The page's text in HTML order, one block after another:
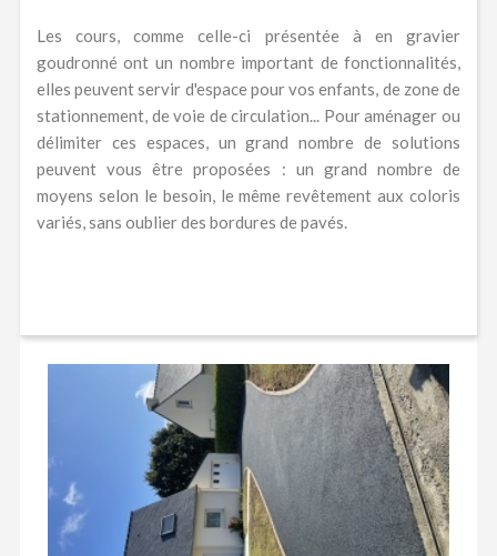
Les cours, comme celle-ci présentée à en gravier
goudronné ont un nombre important de fonctionnalités,
elles peuvent servir d'espace pour vos enfants, de zone de
stationnement, de voie de circulation... Pour aménager ou
délimiter ces espaces, un grand nombre de solutions
peuvent vous être proposées : un grand nombre de
moyens selon le besoin, le même revêtement aux coloris
variés, sans oublier des bordures de pavés.